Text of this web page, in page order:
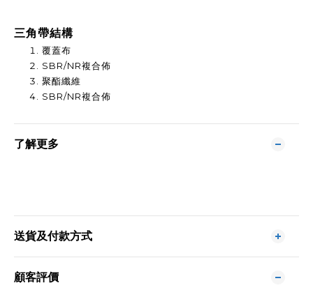
三角帶結構
覆蓋布
SBR/NR複合佈
聚酯纖維
SBR/NR複合佈
了解更多
送貨及付款方式
顧客評價